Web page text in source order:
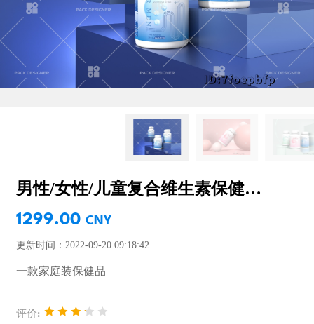
男性/女性/儿童复合维生素保健品包装设计
1299.00 CNY
更新时间：2022-09-20 09:18:42
一款家庭装保健品
评价: